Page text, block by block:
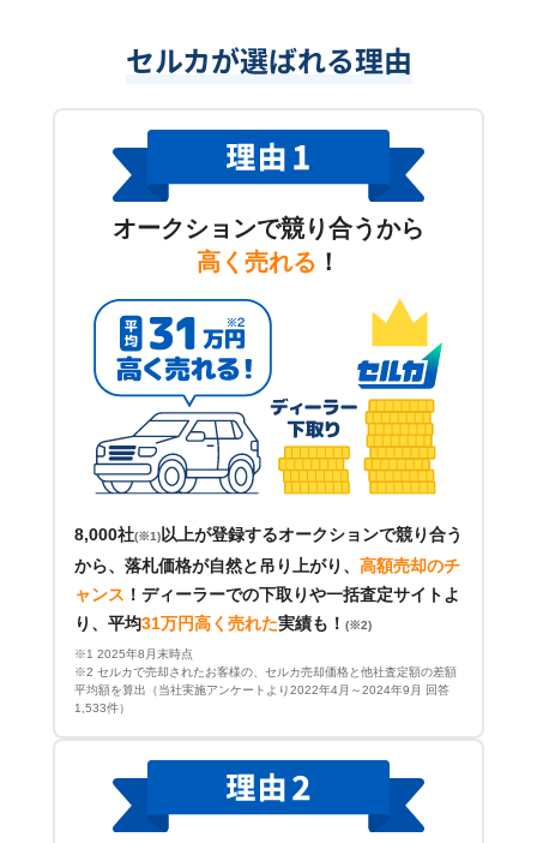
セルカが選ばれる理由
オークションで競り合うから
高く売れる ！
8,000社(※1) 以上が登録するオークションで競り合う
から、落札価格が自然と吊り上がり、 高額売却のチ
ャンス ！ ディーラーでの下取りや一括査定サイトよ
り、平均31万円高く売れた実績も！ (※2)
※1 2025年8月末時点
※2 セルカで売却されたお客様の、セルカ売却価格と他社査定額の差額
平均額を算出（当社実施アンケートより2022年4月～2024年9月 回答
1,533件）